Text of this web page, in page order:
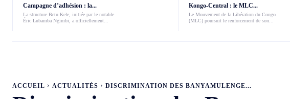
Campagne d’adhésion : la...
La structure Betu Kele, initiée par le notable
Éric Lubamba Ngimbi, a officiellement...
Kongo-Central : le MLC...
Le Mouvement de la Libération du Congo
(MLC) poursuit le renforcement de son...
ACCUEIL ACTUALITÉS DISCRIMINATION DES BANYAMULENGE...